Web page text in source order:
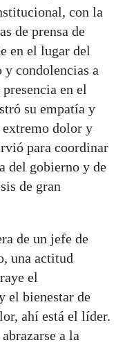
con la
de prensa de
en el lugar del
y condolencias a
en el
su empatía y
extremo dolor y
para coordinar
del gobierno y de
de gran
de un jefe de
una actitud
el
el bienestar de
ahí está el líder.
a la